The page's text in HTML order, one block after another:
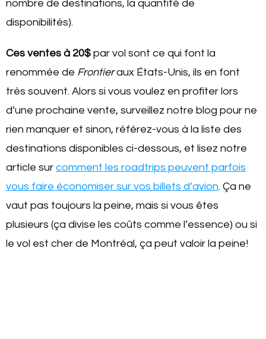
nombre de destinations, la quantité de
disponibilités).
Ces ventes à 20$ par vol sont ce qui font la
renommée de Frontieraux États-Unis, ils en font
très souvent. Alors si vous voulez en profiter lors
d’une prochaine vente, surveillez notre blog pour ne
rien manquer et sinon, référez-vous à la liste des
destinations disponibles ci-dessous, et lisez notre
article sur comment les roadtrips peuvent parfois
vous faire économiser sur vos billets d’avion. Ça ne
vaut pas toujours la peine, mais si vous êtes
plusieurs (ça divise les coûts comme l’essence) ou si
le vol est cher de Montréal, ça peut valoir la peine!